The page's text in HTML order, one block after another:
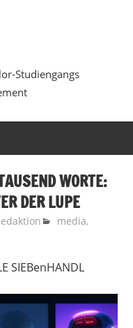
Studiengangs
WORTE:
DER LUPE
media,
SIEBenHANDL